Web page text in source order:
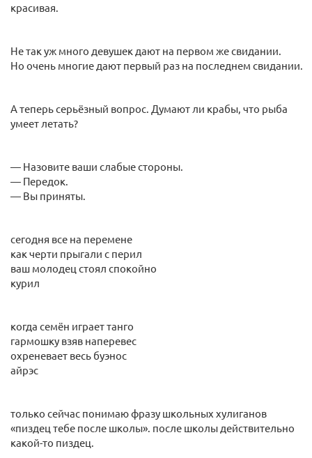
красивая.
Не так уж много девушек дают на первом же свидании.
Но очень многие дают первый раз на последнем свидании.
А теперь серьёзный вопрос. Думают ли крабы, что рыба
умеет летать?
— Назовите ваши слабые стороны.
— Передок.
— Вы приняты.
сегодня все на перемене
как черти прыгали с перил
ваш молодец стоял спокойно
курил
когда семён играет танго
гармошку взяв наперевес
охреневает весь буэнос
айрэс
только сейчас понимаю фразу школьных хулиганов
«пиздец тебе после школы». после школы действительно
какой-то пиздец.